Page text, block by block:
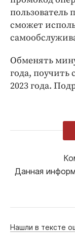
пользователь
сможет
Обменять
года, поучить
2023 года.
Данная
Нашли в тексте